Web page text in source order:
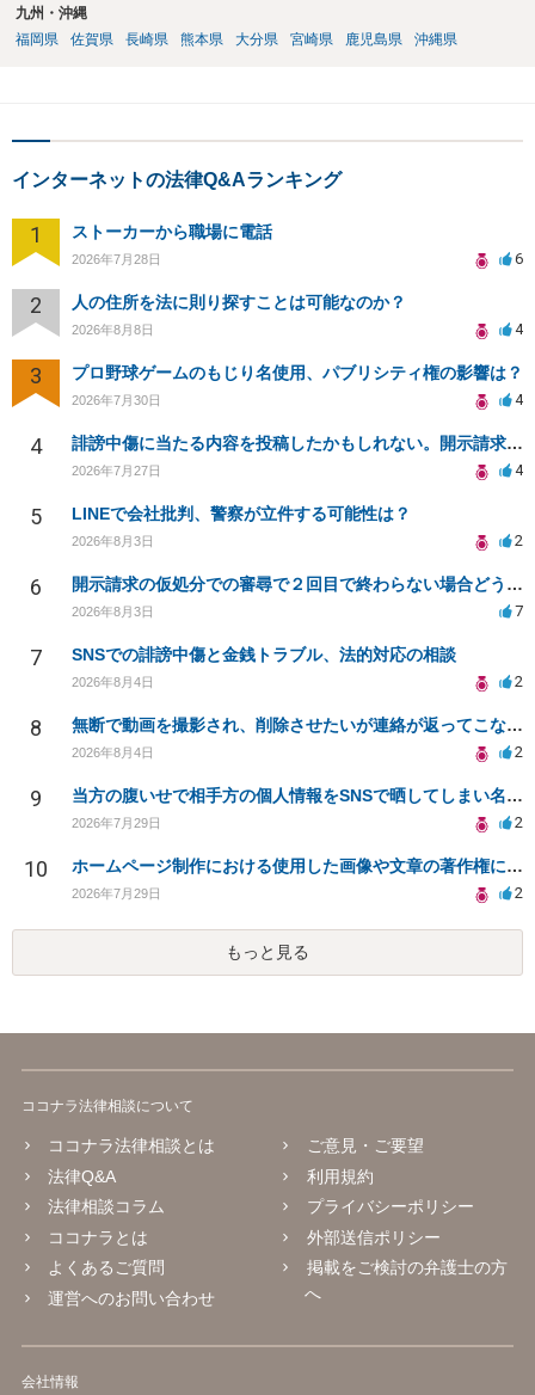
九州・沖縄
福岡県
佐賀県 長崎県 熊本県 大分県 宮崎県 鹿児島県 沖縄県
インターネットの法律Q&Aランキング
1 ストーカーから職場に電話
2026年7月28日 6
2 人の住所を法に則り探すことは可能なのか？
2026年8月8日 4
3 プロ野球ゲームのもじり名使用、パブリシティ権の影響は？
2026年7月30日 4
4 誹謗中傷に当たる内容を投稿したかもしれない。開示請求や民事刑事裁判に発展しうるのか教えて欲しい。
2026年7月27日 4
5 LINEで会社批判、警察が立件する可能性は？
2026年8月3日 2
6 開示請求の仮処分での審尋で２回目で終わらない場合どうしたらいいですか
2026年8月3日 7
7 SNSでの誹謗中傷と金銭トラブル、法的対応の相談
2026年8月4日 2
8 無断で動画を撮影され、削除させたいが連絡が返ってこない。
2026年8月4日 2
9 当方の腹いせで相手方の個人情報をSNSで晒してしまい名誉毀損させてしまったかもしれない
2026年7月29日 2
10 ホームページ制作における使用した画像や文章の著作権について
2026年7月29日 2
もっと見る
ココナラ法律相談について
ココナラ法律相談とは
法律Q&A
法律相談コラム
ココナラとは
よくあるご質問
運営へのお問い合わせ
ご意見・ご要望
利用規約
プライバシーポリシー
外部送信ポリシー
掲載をご検討の弁護士の方
へ
会社情報